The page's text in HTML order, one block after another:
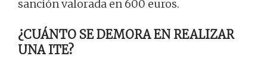
sanción valorada en 600 euros.
¿CUÁNTO SE DEMORA EN REALIZAR
UNA ITE?